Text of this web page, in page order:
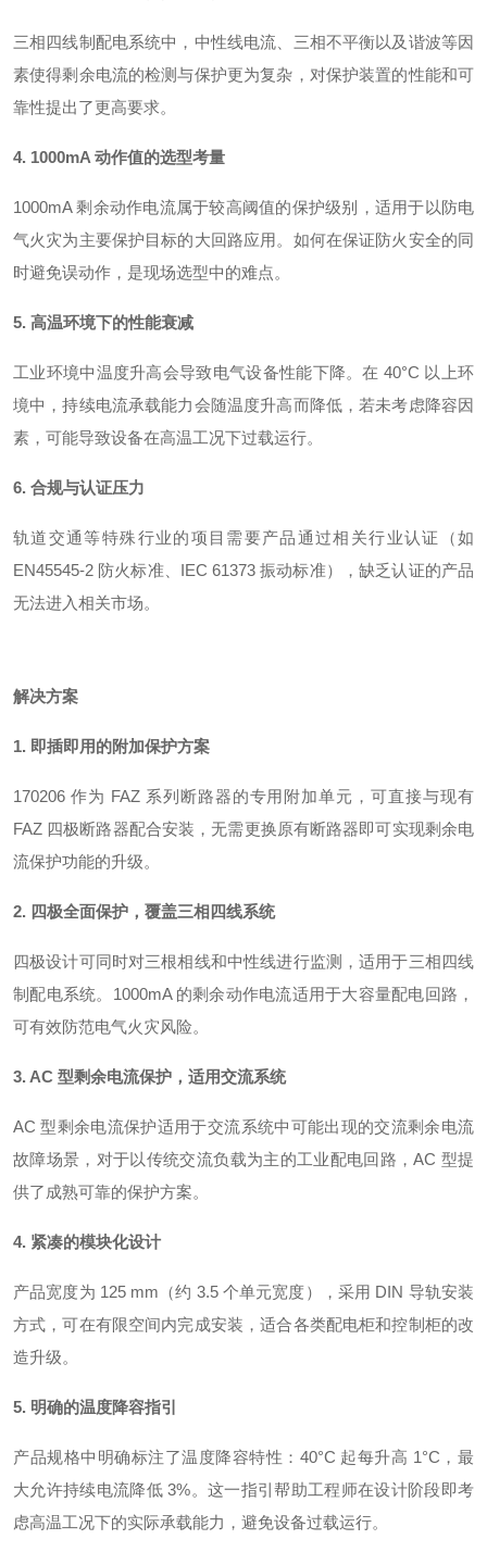
三相四线制配电系统中，中性线电流、三相不平衡以及谐波等因
素使得剩余电流的检测与保护更为复杂，对保护装置的性能和可
靠性提出了更高要求。
4. 1000mA 动作值的选型考量
1000mA 剩余动作电流属于较高阈值的保护级别，适用于以防电
气火灾为主要保护目标的大回路应用。如何在保证防火安全的同
时避免误动作，是现场选型中的难点。
5. 高温环境下的性能衰减
工业环境中温度升高会导致电气设备性能下降。在 40°C 以上环
境中，持续电流承载能力会随温度升高而降低，若未考虑降容因
素，可能导致设备在高温工况下过载运行。
6. 合规与认证压力
轨道交通等特殊行业的项目需要产品通过相关行业认证（如
EN45545-2 防火标准、IEC 61373 振动标准），缺乏认证的产品
无法进入相关市场。
解决方案
1. 即插即用的附加保护方案
170206 作为 FAZ 系列断路器的专用附加单元，可直接与现有
FAZ 四极断路器配合安装，无需更换原有断路器即可实现剩余电
流保护功能的升级。
2. 四极全面保护，覆盖三相四线系统
四极设计可同时对三根相线和中性线进行监测，适用于三相四线
制配电系统。1000mA 的剩余动作电流适用于大容量配电回路，
可有效防范电气火灾风险。
3. AC 型剩余电流保护，适用交流系统
AC 型剩余电流保护适用于交流系统中可能出现的交流剩余电流
故障场景，对于以传统交流负载为主的工业配电回路，AC 型提
供了成熟可靠的保护方案。
4. 紧凑的模块化设计
产品宽度为 125 mm（约 3.5 个单元宽度），采用 DIN 导轨安装
方式，可在有限空间内完成安装，适合各类配电柜和控制柜的改
造升级。
5. 明确的温度降容指引
产品规格中明确标注了温度降容特性：40°C 起每升高 1°C，最
大允许持续电流降低 3%。这一指引帮助工程师在设计阶段即考
虑高温工况下的实际承载能力，避免设备过载运行。